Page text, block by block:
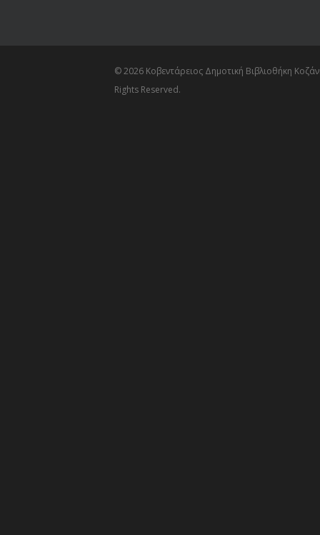
© 2026 Κοβεντάρειος Δημοτική Βιβλιοθήκη
Rights Reserved.